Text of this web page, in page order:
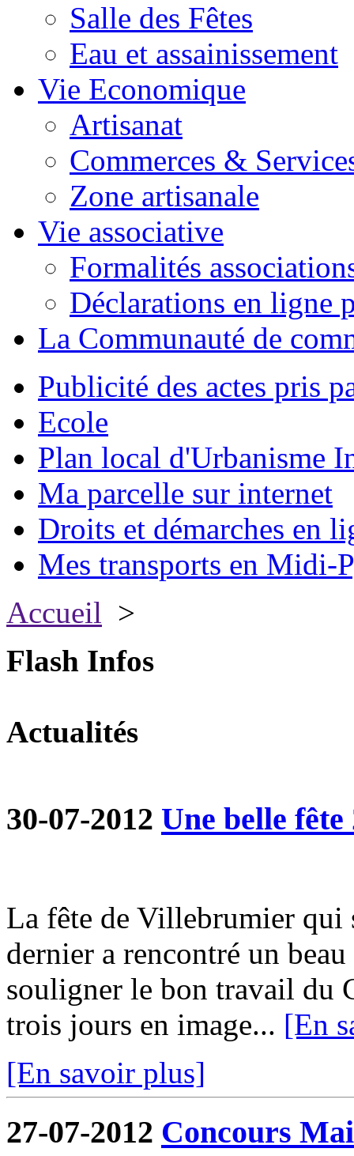
Salle des Fêtes
Eau et assainissement
Vie Economique
Artisanat
Commerces &
Zone artisanale
Vie associative
Formalités
Déclarations en ligne
La Communauté de
Publicité des actes pris
Ecole
Plan local d'Urbanisme
Ma parcelle sur internet
Droits et démarches en
Mes transports en Midi-
Accueil >
Flash Infos
Actualités
30-07-2012 Une belle fête
La fête de Villebrumier qui
dernier a rencontré un
souligner le bon travail du
trois jours en image... [En
[En savoir plus]
27-07-2012 Concours